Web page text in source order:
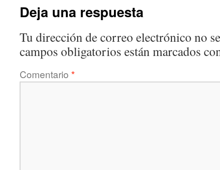
Deja una respuesta
Tu dirección de correo electrónico no
campos obligatorios están marcados
Comentario *